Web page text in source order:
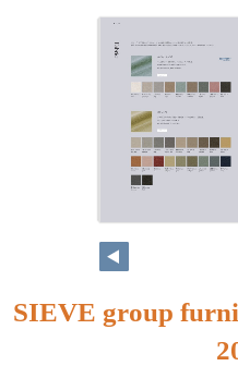
SIEVE group